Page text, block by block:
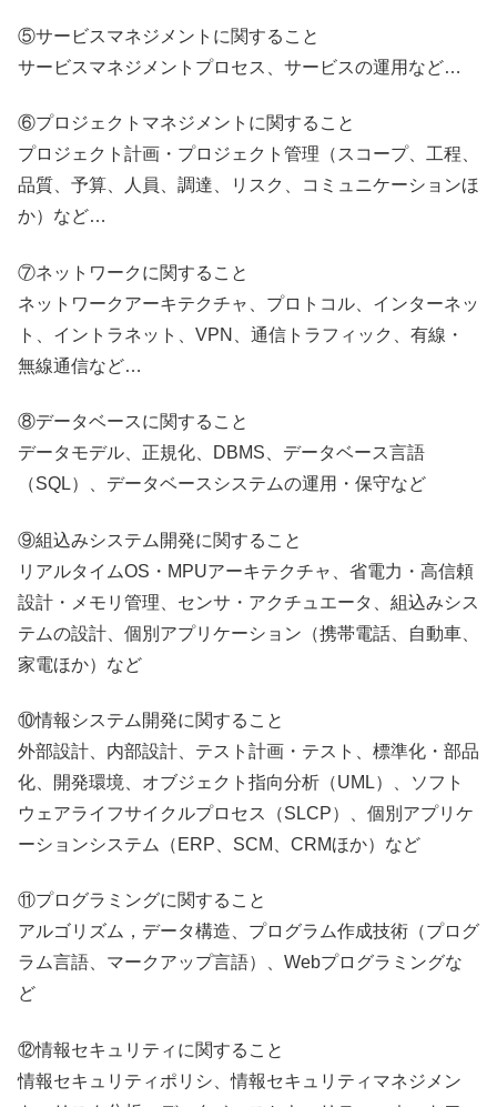
⑤サービスマネジメントに関すること
サービスマネジメントプロセス、サービスの運用など…
⑥プロジェクトマネジメントに関すること
プロジェクト計画・プロジェクト管理（スコープ、工程、
品質、予算、人員、調達、リスク、コミュニケーションほ
か）など…
⑦ネットワークに関すること
ネットワークアーキテクチャ、プロトコル、インターネッ
ト、イントラネット、VPN、通信トラフィック、有線・
無線通信など…
⑧データベースに関すること
データモデル、正規化、DBMS、データベース言語
（SQL）、データベースシステムの運用・保守など
⑨組込みシステム開発に関すること
リアルタイムOS・MPUアーキテクチャ、省電力・高信頼
設計・メモリ管理、センサ・アクチュエータ、組込みシス
テムの設計、個別アプリケーション（携帯電話、自動車、
家電ほか）など
⑩情報システム開発に関すること
外部設計、内部設計、テスト計画・テスト、標準化・部品
化、開発環境、オブジェクト指向分析（UML）、ソフト
ウェアライフサイクルプロセス（SLCP）、個別アプリケ
ーションシステム（ERP、SCM、CRMほか）など
⑪プログラミングに関すること
アルゴリズム，データ構造、プログラム作成技術（プログ
ラム言語、マークアップ言語）、Webプログラミングな
ど
⑫情報セキュリティに関すること
情報セキュリティポリシ、情報セキュリティマネジメン